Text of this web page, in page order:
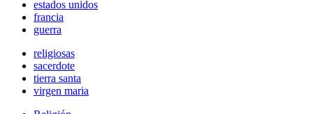
estados unidos
francia
guerra
religiosas
sacerdote
tierra santa
virgen maria